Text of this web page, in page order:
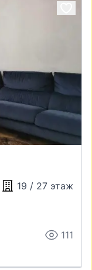
19 / 27 этаж
111